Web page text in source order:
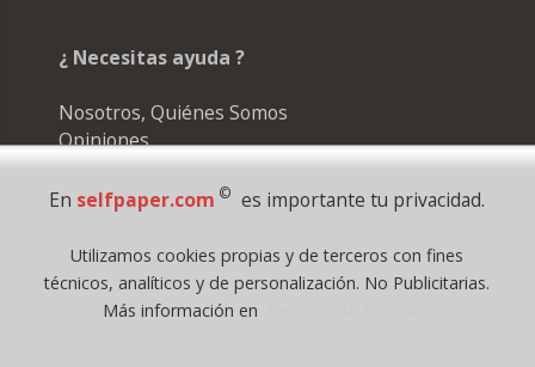
¿ Necesitas ayuda ?
Nosotros, Quiénes Somos
Opiniones
Información Distribuidores
Ayuda, Preguntas frecuentes
Google
4.0/5
En selfpaper.com © es importante tu privacidad.
Utilizamos cookies propias y de terceros con fines
técnicos, analíticos y de personalización. No Publicitarias.
Más información en